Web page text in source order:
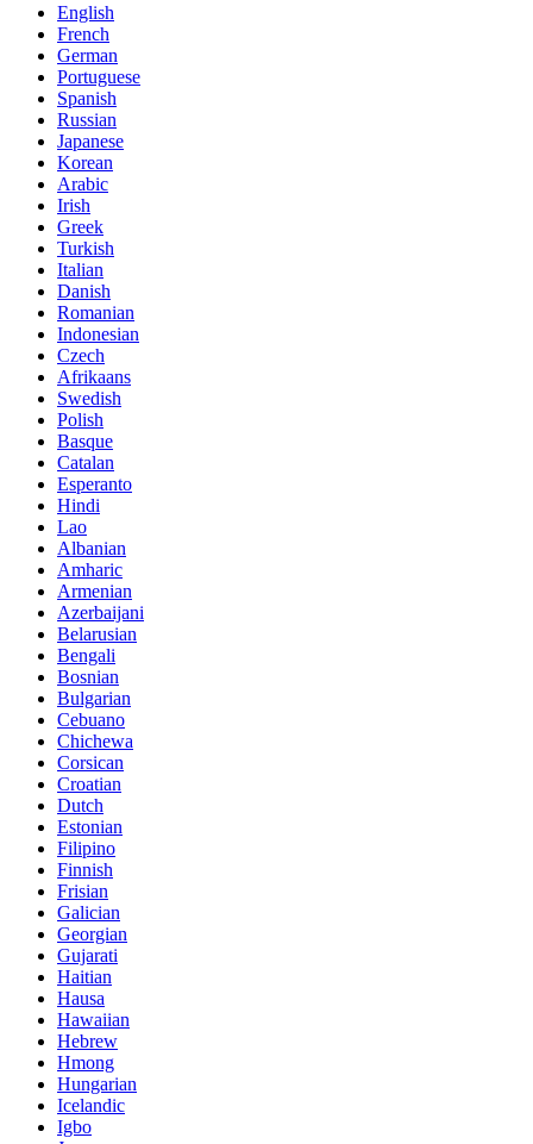
English
French
German
Portuguese
Spanish
Russian
Japanese
Korean
Arabic
Irish
Greek
Turkish
Italian
Danish
Romanian
Indonesian
Czech
Afrikaans
Swedish
Polish
Basque
Catalan
Esperanto
Hindi
Lao
Albanian
Amharic
Armenian
Azerbaijani
Belarusian
Bengali
Bosnian
Bulgarian
Cebuano
Chichewa
Corsican
Croatian
Dutch
Estonian
Filipino
Finnish
Frisian
Galician
Georgian
Gujarati
Haitian
Hausa
Hawaiian
Hebrew
Hmong
Hungarian
Icelandic
Igbo